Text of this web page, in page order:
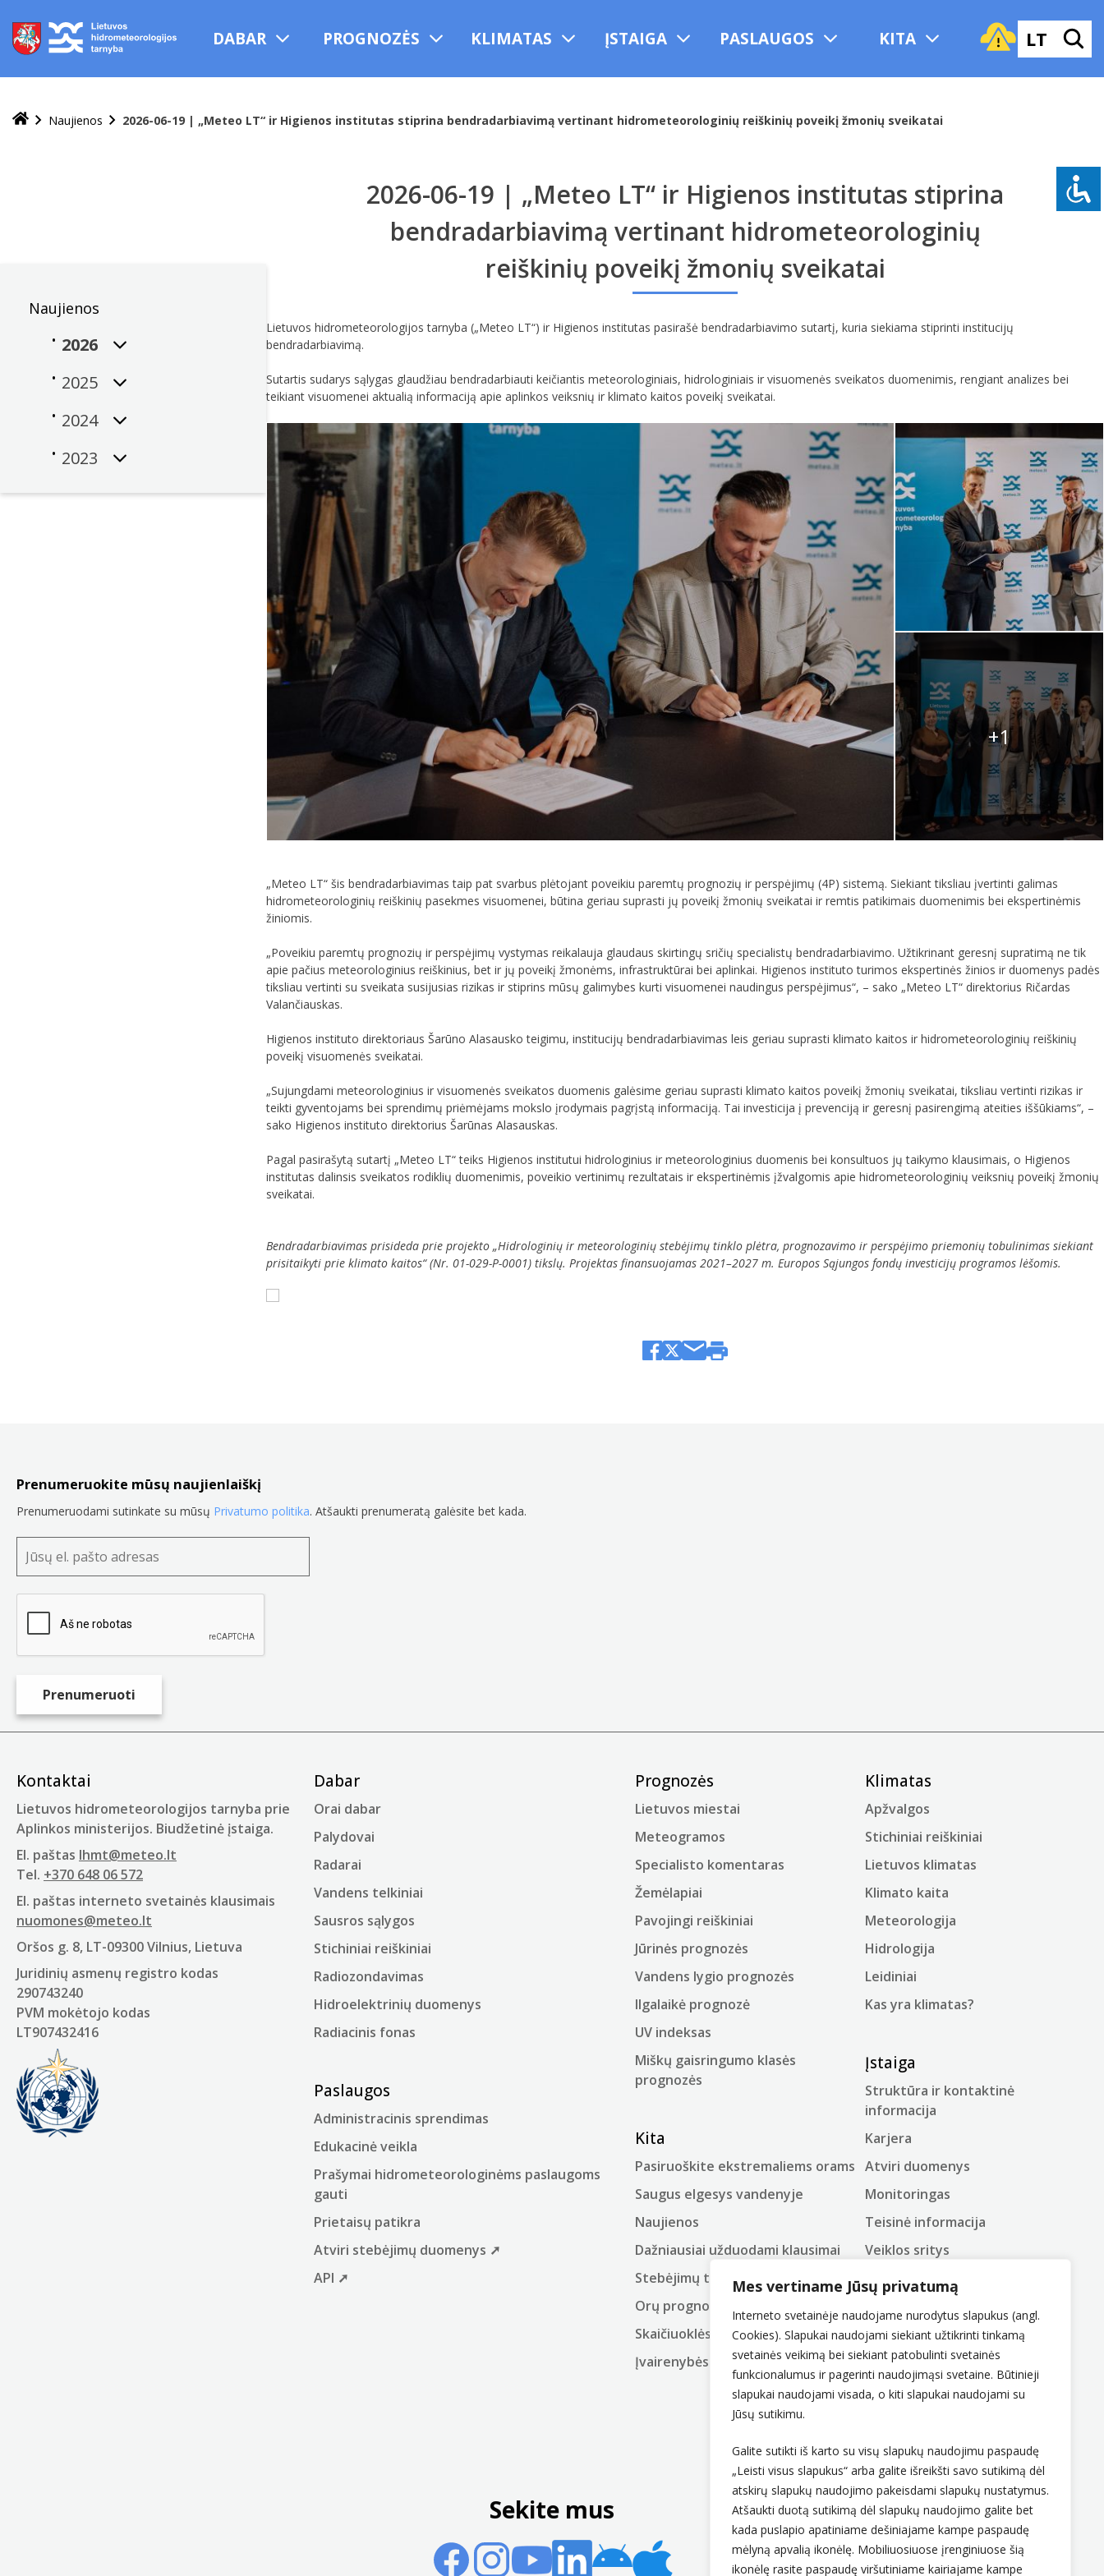
Mes vertiname Jūsų privatumą
Interneto svetainėje naudojame nurodytus slapukus (angl.
Cookies). Slapukai naudojami siekiant užtikrinti tinkamą
svetainės veikimą bei siekiant patobulinti svetainės
funkcionalumus ir pagerinti naudojimąsi svetaine. Būtinieji
slapukai naudojami visada, o kiti slapukai naudojami su
Jūsų sutikimu.
Galite sutikti iš karto su visų slapukų naudojimu paspaudę
„Leisti visus slapukus“ arba galite išreikšti savo sutikimą dėl
atskirų slapukų naudojimo pakeisdami slapukų nustatymus.
Atšaukti duotą sutikimą dėl slapukų naudojimo galite bet
kada puslapio apatiniame dešiniajame kampe paspaudę
mėlyną apvalią ikonėlę. Mobiliuosiuose įrenginiuose šią
ikonėlę rasite paspaudę viršutiniame kairiajame kampe
pereiti
turinį
DABAR PROGNOZĖS KLIMATAS ĮSTAIGA PASLAUGOS KITA LT
Naujienos 2026-06-19 | „Meteo LT“ ir Higienos institutas stiprina bendradarbiavimą vertinant hidrometeorologinių reiškinių poveikį žmonių sveikatai
Naujienos
2026
2025
2024
2023
2026-06-19 | „Meteo LT“ ir Higienos institutas stiprina
bendradarbiavimą vertinant hidrometeorologinių
reiškinių poveikį žmonių sveikatai
Lietuvos hidrometeorologijos tarnyba („Meteo LT“) ir Higienos institutas pasirašė bendradarbiavimo sutartį, kuria siekiama stiprinti institucijų
bendradarbiavimą.
Sutartis sudarys sąlygas glaudžiau bendradarbiauti keičiantis meteorologiniais, hidrologiniais ir visuomenės sveikatos duomenimis, rengiant analizes bei
teikiant visuomenei aktualią informaciją apie aplinkos veiksnių ir klimato kaitos poveikį sveikatai.
+1
„Meteo LT“ šis bendradarbiavimas taip pat svarbus plėtojant poveikiu paremtų prognozių ir perspėjimų (4P) sistemą. Siekiant tiksliau įvertinti galimas
hidrometeorologinių reiškinių pasekmes visuomenei, būtina geriau suprasti jų poveikį žmonių sveikatai ir remtis patikimais duomenimis bei ekspertinėmis
žiniomis.
„Poveikiu paremtų prognozių ir perspėjimų vystymas reikalauja glaudaus skirtingų sričių specialistų bendradarbiavimo. Užtikrinant geresnį supratimą ne tik
apie pačius meteorologinius reiškinius, bet ir jų poveikį žmonėms, infrastruktūrai bei aplinkai. Higienos instituto turimos ekspertinės žinios ir duomenys padės
tiksliau vertinti su sveikata susijusias rizikas ir stiprins mūsų galimybes kurti visuomenei naudingus perspėjimus“, – sako „Meteo LT“ direktorius Ričardas
Valančiauskas.
Higienos instituto direktoriaus Šarūno Alasausko teigimu, institucijų bendradarbiavimas leis geriau suprasti klimato kaitos ir hidrometeorologinių reiškinių
poveikį visuomenės sveikatai.
„Sujungdami meteorologinius ir visuomenės sveikatos duomenis galėsime geriau suprasti klimato kaitos poveikį žmonių sveikatai, tiksliau vertinti rizikas ir
teikti gyventojams bei sprendimų priėmėjams mokslo įrodymais pagrįstą informaciją. Tai investicija į prevenciją ir geresnį pasirengimą ateities iššūkiams“, –
sako Higienos instituto direktorius Šarūnas Alasauskas.
Pagal pasirašytą sutartį „Meteo LT“ teiks Higienos institutui hidrologinius ir meteorologinius duomenis bei konsultuos jų taikymo klausimais, o Higienos
institutas dalinsis sveikatos rodiklių duomenimis, poveikio vertinimų rezultatais ir ekspertinėmis įžvalgomis apie hidrometeorologinių veiksnių poveikį žmonių
sveikatai.
Bendradarbiavimas prisideda prie projekto „Hidrologinių ir meteorologinių stebėjimų tinklo plėtra, prognozavimo ir perspėjimo priemonių tobulinimas siekiant
prisitaikyti prie klimato kaitos“ (Nr. 01-029-P-0001) tikslų. Projektas finansuojamas 2021–2027 m. Europos Sąjungos fondų investicijų programos lėšomis.
Prenumeruokite mūsų naujienlaiškį
Prenumeruodami sutinkate su mūsų Privatumo politika. Atšaukti prenumeratą galėsite bet kada.
Kontaktai
Lietuvos hidrometeorologijos tarnyba prie
Aplinkos ministerijos. Biudžetinė įstaiga.
El. paštas lhmt@meteo.lt
Tel. +370 648 06 572
El. paštas interneto svetainės klausimais
nuomones@meteo.lt
Oršos g. 8, LT-09300 Vilnius, Lietuva
Juridinių asmenų registro kodas
290743240
PVM mokėtojo kodas
LT907432416
Dabar
Orai dabar
Palydovai
Radarai
Vandens telkiniai
Sausros sąlygos
Stichiniai reiškiniai
Radiozondavimas
Hidroelektrinių duomenys
Radiacinis fonas
Paslaugos
Administracinis sprendimas
Edukacinė veikla
Prašymai hidrometeorologinėms paslaugoms
gauti
Prietaisų patikra
Atviri stebėjimų duomenys ➚
API ➚
Prognozės
Lietuvos miestai
Meteogramos
Specialisto komentaras
Žemėlapiai
Pavojingi reiškiniai
Jūrinės prognozės
Vandens lygio prognozės
Ilgalaikė prognozė
UV indeksas
Miškų gaisringumo klasės
prognozės
Kita
Pasiruoškite ekstremaliems orams
Saugus elgesys vandenyje
Naujienos
Dažniausiai užduodami klausimai
Stebėjimų tinklas
Orų prognozių žodynas
Skaičiuoklės
Įvairenybės
Klimatas
Apžvalgos
Stichiniai reiškiniai
Lietuvos klimatas
Klimato kaita
Meteorologija
Hidrologija
Leidiniai
Kas yra klimatas?
Įstaiga
Struktūra ir kontaktinė
informacija
Karjera
Atviri duomenys
Monitoringas
Teisinė informacija
Veiklos sritys
Korupcijos prevencija
Administracinė informacija
Konsultavimasis su visuomene
Nuorodos
Asmens duomenų apsauga
Sekite mus